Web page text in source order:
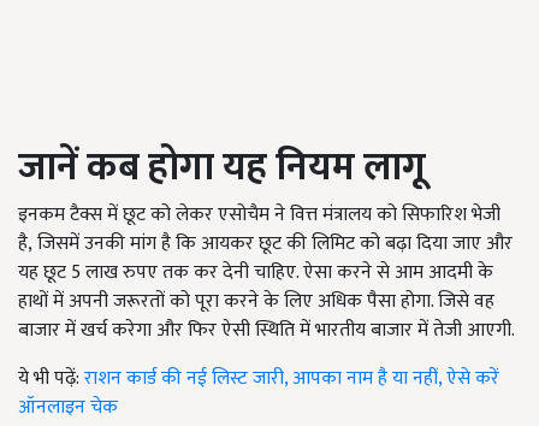
जानें कब होगा यह नियम लागू
इनकम टैक्स में छूट को लेकर एसोचैम ने वित्त मंत्रालय को सिफारिश भेजी
है, जिसमें उनकी मांग है कि आयकर छूट की लिमिट को बढ़ा दिया जाए और
यह छूट 5लाख रुपए तक कर देनी चाहिए. ऐसा करने से आम आदमी के
हाथों में अपनी जरूरतों को पूरा करने के लिए अधिक पैसा होगा. जिसे वह
बाजार में खर्च करेगा और फिर ऐसी स्थिति में भारतीय बाजार में तेजी आएगी.
ये भी पढ़ें:राशन कार्ड की नई लिस्ट जारी, आपका नाम है या नहीं, ऐसे करें
ऑनलाइन चेक